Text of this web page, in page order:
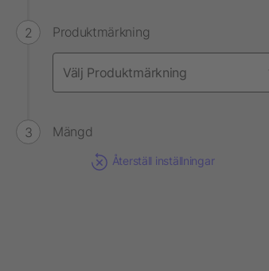
Produktmärkning
Mängd
Återställ inställningar